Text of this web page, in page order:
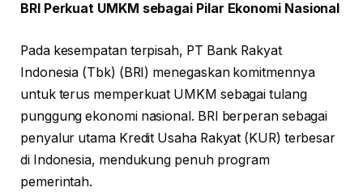
BRI Perkuat UMKM sebagai Pilar Ekonomi Nasional
Pada kesempatan terpisah, PT Bank Rakyat
Indonesia (Tbk) (BRI) menegaskan komitmennya
untuk terus memperkuat UMKM sebagai tulang
punggung ekonomi nasional. BRI berperan sebagai
penyalur utama Kredit Usaha Rakyat (KUR) terbesar
di Indonesia, mendukung penuh program
pemerintah.